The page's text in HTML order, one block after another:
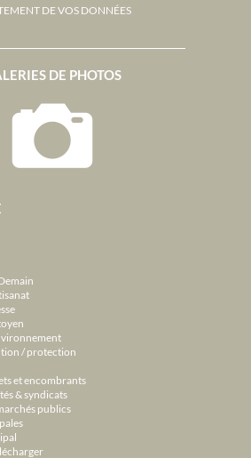
/ protection
et encombrants
& syndicats
publics
DE PHOTOS
DE VOS DONNÉES